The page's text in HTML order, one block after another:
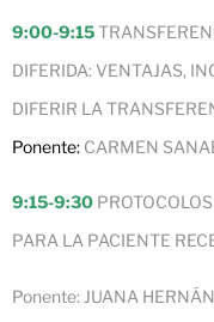
9:00-9:15
DIFERIDA: VENTAJAS,
DIFERIR LA
Ponente: CARMEN
9:15-9:30
PARA LA PACIENTE
Ponente: JUANA